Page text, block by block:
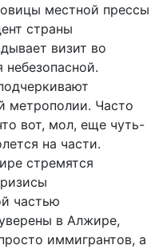
местной прессы
страны
визит во
метрополии. Часто
вот, мол, еще чуть-
на части.
стремятся
частью
в Алжире,
иммигрантов, а